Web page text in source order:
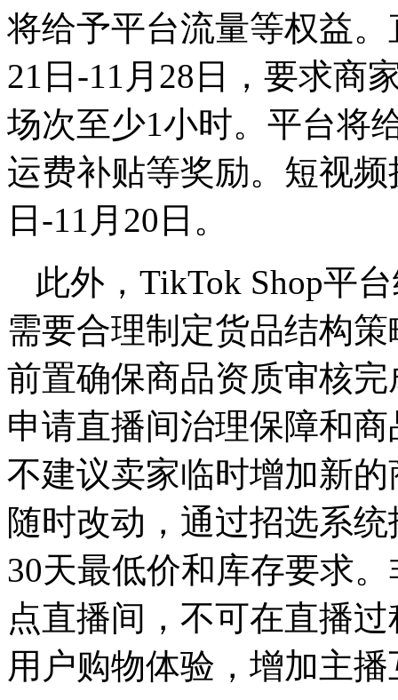
将给予平台流量等权益
21日-11月28日，要求商
场次至少1小时。平台将
运费补贴等奖励。短视
日-11月20日。
此外，TikTok Shop平
需要合理制定货品结构
前置确保商品资质审核
申请直播间治理保障和
不建议卖家临时增加新
随时改动，通过招选系
30天最低价和库存要求
点直播间，不可在直播
用户购物体验，增加主